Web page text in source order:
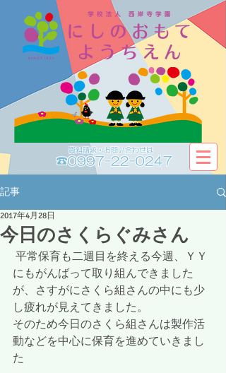
資料請求・お問い合わせは​​
☎0997-22-0247
記事
今日のさくらぐみさん
2017年4月28日
にもがんばって取り組んできました
が、さすがにさくら組さんの中にも少
し疲れが見えてきました。
そのため今日のさくら組さんは製作活
動などを中心に保育を進めていきまし
た